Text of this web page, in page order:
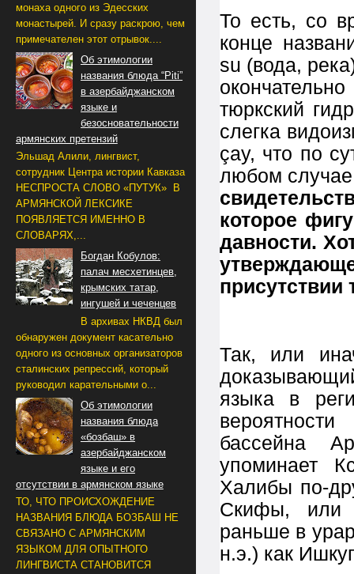
То есть, со
конце
su (вода,
тюркский
слегка
çay, что по
любом
которое
давности.
присутствии
Так, или
языка в
бассейна
упоминает
Халибы по-
Скифы, или
раньше в
н.э.) как
монаха одного из Эдесских
монастырей. И сразу раскрою, чем
примечателен этот отрывок....
Об этимологии
названия блюда “Piti”
в азербайджанском
языке и
безосновательности
армянских претензий
Эльшад Алили, лингвист,
сотрудник Центра истории Кавказа
НЕСПРОСТА СЛОВО «ПУТУК» В
АРМЯНСКОЙ ЛЕКСИКЕ
ПОЯВЛЯЕТСЯ ИМЕННО В
СЛОВАРЯХ,...
Богдан Кобулов:
палач месхетинцев,
крымских татар,
ингушей и чеченцев
В архивах НКВД был
обнаружен документ касательно
одного из основных организаторов
сталинских репрессий, который
руководил карательными о...
Об этимологии
названия блюда
«бозбаш» в
азербайджанском
языке и его
отсутствии в армянском языке
ТО, ЧТО ПРОИСХОЖДЕНИЕ
НАЗВАНИЯ БЛЮДА БОЗБАШ НЕ
СВЯЗАНО С АРМЯНСКИМ
ЯЗЫКОМ ДЛЯ ОПЫТНОГО
ЛИНГВИСТА СТАНОВИТСЯ